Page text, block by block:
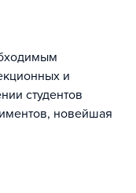
и
студентов
новейшая